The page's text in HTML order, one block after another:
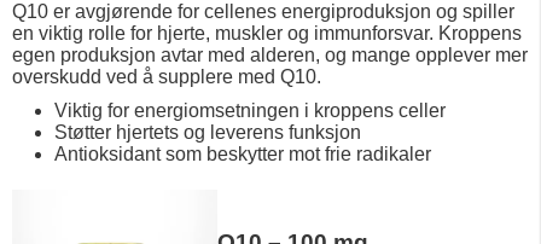
Q10 er avgjørende for cellenes energiproduksjon og spiller
en viktig rolle for hjerte, muskler og immunforsvar. Kroppens
egen produksjon avtar med alderen, og mange opplever mer
overskudd ved å supplere med Q10.
Viktig for energiomsetningen i kroppens celler
Støtter hjertets og leverens funksjon
Antioksidant som beskytter mot frie radikaler